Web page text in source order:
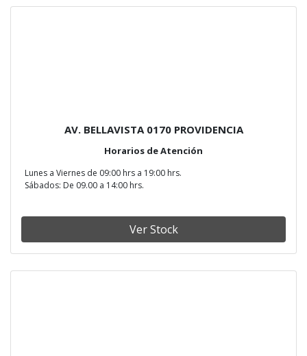
AV. BELLAVISTA 0170 PROVIDENCIA
Horarios de Atención
Lunes a Viernes de 09:00 hrs a 19:00 hrs.
Sábados: De 09.00 a 14:00 hrs.
Ver Stock